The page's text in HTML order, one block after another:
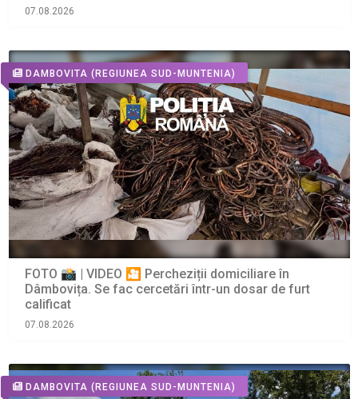
07.08.2026
DAMBOVITA (REGIUNEA SUD-MUNTENIA)
FOTO 📸 | VIDEO 🎦 Percheziții domiciliare în
Dâmbovița. Se fac cercetări într-un dosar de furt
calificat
07.08.2026
DAMBOVITA (REGIUNEA SUD-MUNTENIA)